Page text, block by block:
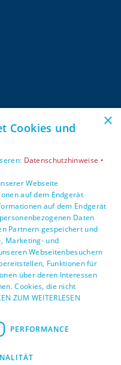
×
Cookies und
Datenschutzhinweise •
Webseite
auf dem Endgerät
auf dem Endgerät
Daten
Partnern gespeichert und
Marketing- und
Webseitenbesuchern
Funktionen für
über deren Interessen
Cookies, die nicht
ZUM WEITERLESEN
PERFORMANCE